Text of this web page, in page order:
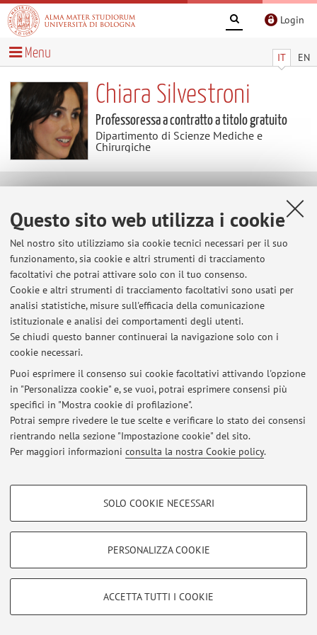
Questo sito web utilizza i cookie
Nel nostro sito utilizziamo sia cookie tecnici necessari per il suo
funzionamento, sia cookie e altri strumenti di tracciamento
facoltativi che potrai attivare solo con il tuo consenso.
Cookie e altri strumenti di tracciamento facoltativi sono usati per
analisi statistiche, misure sull'efficacia della comunicazione
istituzionale e analisi dei comportamenti degli utenti.
Se chiudi questo banner continuerai la navigazione solo con i
cookie necessari.
Puoi esprimere il consenso sui cookie facoltativi attivando l'opzione
in "Personalizza cookie" e, se vuoi, potrai esprimere consensi più
specifici in "Mostra cookie di profilazione".
Potrai sempre rivedere le tue scelte e verificare lo stato dei consensi
rientrando nella sezione "Impostazione cookie" del sito.
Per maggiori informazioni consulta la nostra Cookie policy.
COOKIE DI PROFILAZIONE - FACOLTATIVI
COOKIE TECNICI - NECESSARI
Si tratta di cookie tecnici utilizzati, a titolo esemplificativo, per il corretto
SOLO COOKIE NECESSARI
PERSONALIZZA COOKIE
ACCETTA TUTTI I COOKIE
Login
IT EN
Menu
Chiara Silvestroni
Professoressa a contratto a titolo gratuito
Dipartimento di Scienze Mediche e
Chirurgiche
Area riservata
Accedi tramiteloginper gestire tutti i contenuti del sito.
Zamboni, 33 - 40126 Bologna - Partita IVA: 01131710376
Privacy|Note legali |Impostazioni Cookie